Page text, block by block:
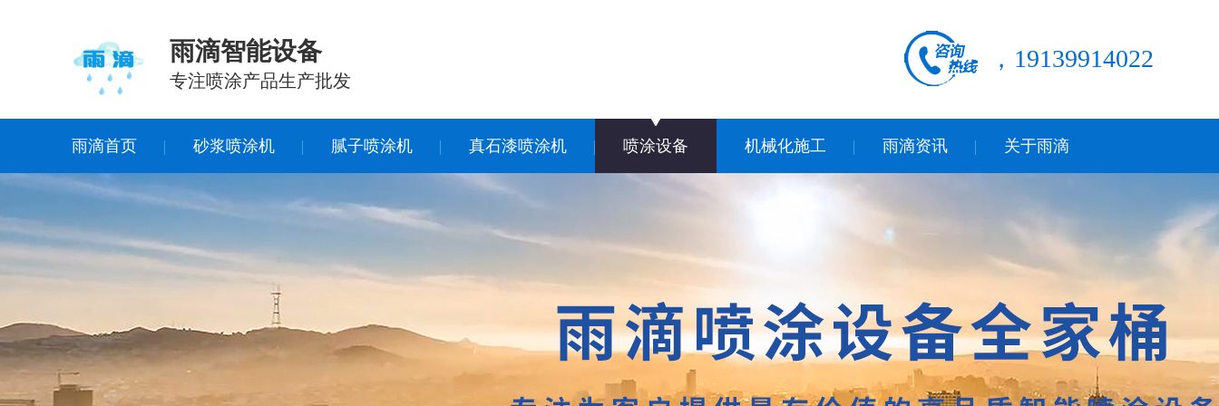
雨滴智能设备
专注喷涂产品生产批发
，19139914022
雨滴首页 砂浆喷涂机 腻子喷涂机 真石漆喷涂机 喷涂设备 机械化施工 雨滴资讯 关于雨滴